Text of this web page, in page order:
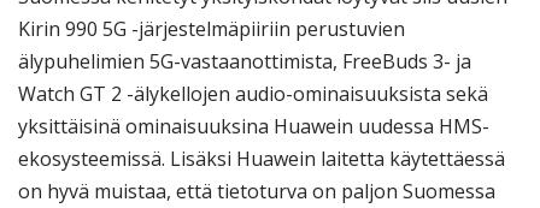
Kirin 990 5G -järjestelmäpiiriin perustuvien
älypuhelimien 5G-vastaanottimista, FreeBuds 3- ja
Watch GT 2 -älykellojen audio-ominaisuuksista sekä
yksittäisinä ominaisuuksina Huawein uudessa HMS-
ekosysteemissä. Lisäksi Huawein laitetta käytettäessä
on hyvä muistaa, että tietoturva on paljon Suomessa